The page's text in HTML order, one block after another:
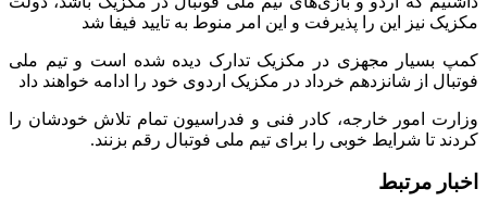
مکزیک نیز این را پذیرفت و این امر منوط به تایید فیفا شد
کمپ بسیار مجهزی در مکزیک تدارک دیده شده است و تیم ملی
فوتبال از شانزدهم خرداد در مکزیک اردوی خود را ادامه خواهند داد
وزارت امور خارجه، کادر فنی و فدراسیون تمام تلاش خودشان را
کردند تا شرایط خوبی را برای تیم ملی فوتبال رقم بزنند.
اخبار مرتبط